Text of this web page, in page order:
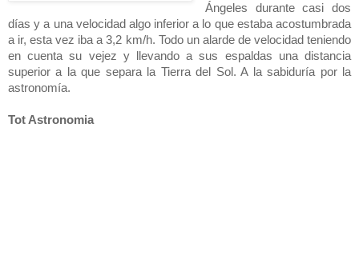
Ángeles durante casi dos
días y a una velocidad algo inferior a lo que estaba acostumbrada
a ir, esta vez iba a3,2 km/h. Todo un alarde de velocidad teniendo
en cuenta su vejez y llevando a sus espaldas una distancia
superior a la que separa la Tierradel Sol. A la sabiduría por la
astronomía.
Tot Astronomia